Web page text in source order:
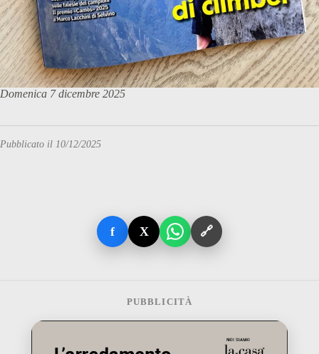
Domenica 7 dicembre 2025
Pubblicato il 10/12/2025
f X 🔗
PUBBLICITÀ